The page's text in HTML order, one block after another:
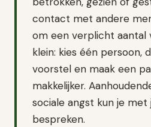
contact met andere
om een verplicht aantal
klein: kies één persoon,
voorstel en maak een
makkelijker.
sociale angst kun je met
bespreken.